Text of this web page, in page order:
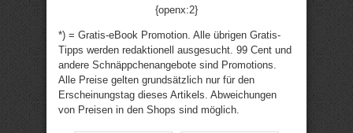
{openx:2}
*) = Gratis-eBook Promotion. Alle übrigen Gratis-
Tipps werden redaktionell ausgesucht. 99 Cent und
andere Schnäppchenangebote sind Promotions.
Alle Preise gelten grundsätzlich nur für den
Erscheinungstag dieses Artikels. Abweichungen
von Preisen in den Shops sind möglich.